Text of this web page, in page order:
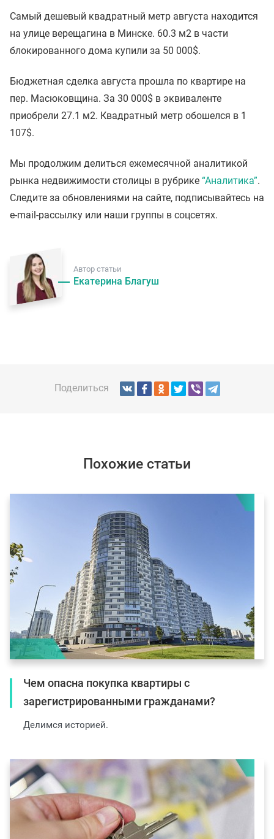
Самый дешевый квадратный метр августа находится
на улице верещагина в Минске. 60.3 м2 в части
блокированного дома купили за 50 000$.
Бюджетная сделка августа прошла по квартире на
пер. Масюковщина. За 30 000$ в эквиваленте
приобрели 27.1 м2. Квадратный метр обошелся в 1
107$.
Мы продолжим делиться ежемесячной аналитикой
рынка недвижимости столицы в рубрике “Аналитика”.
Следите за обновлениями на сайте, подписывайтесь на
e-mail-рассылку или наши группы в соцсетях.
Автор статьи
Екатерина Благуш
Поделиться
Похожие статьи
Чем опасна покупка квартиры с
зарегистрированными гражданами?
Делимся историей.